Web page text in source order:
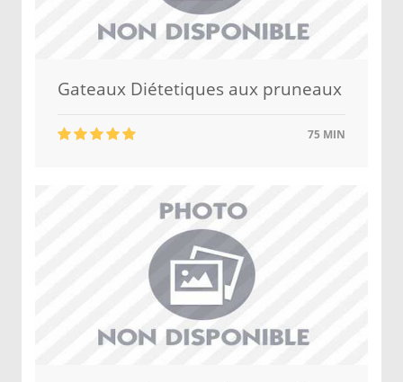
Gateaux Diétetiques aux pruneaux
75 MIN